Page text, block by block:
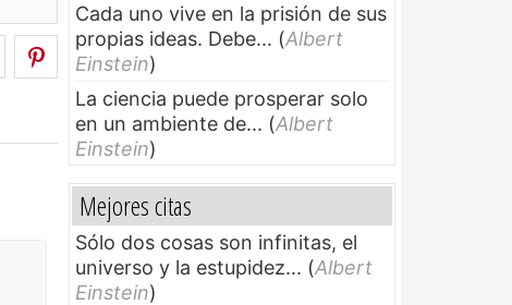
Cada uno vive en la prisión de sus
propias ideas. Debe... (Albert
Einstein)
La ciencia puede prosperar solo
en un ambiente de... (Albert
Einstein)
Mejores citas
Sólo dos cosas son infinitas, el
universo y la estupidez... (Albert
Einstein)